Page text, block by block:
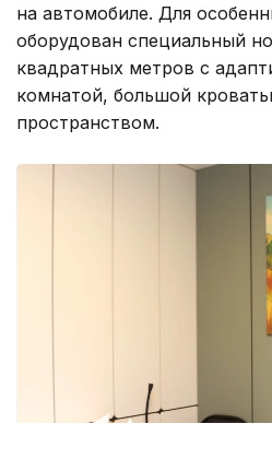
на автомобиле. Для
оборудован специальный
квадратных метров с
комнатой, большой
пространством.